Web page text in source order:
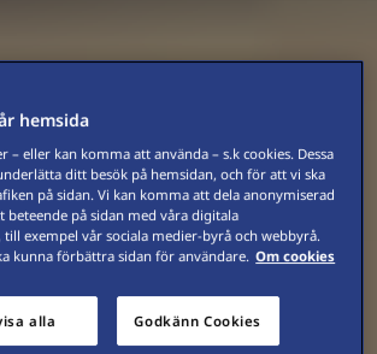
hemsida
– eller kan komma att använda – s.k cookies. Dessa
ditt besök på hemsidan, och för att vi ska
på sidan. Vi kan komma att dela anonymiserad
på sidan med våra digitala
exempel vår sociala medier-byrå och webbyrå.
kunna förbättra sidan för användare. Om cookies
alla Godkänn Cookies